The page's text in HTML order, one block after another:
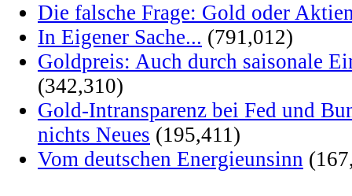
Die falsche Frage: Gold oder
In Eigener Sache... (791,012)
Goldpreis: Auch durch saisonale
(342,310)
Gold-Intransparenz bei Fed und
nichts Neues (195,411)
Vom deutschen Energieunsinn